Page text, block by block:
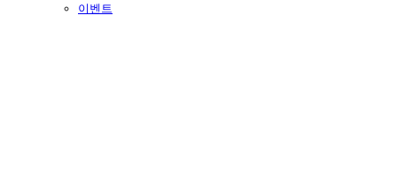
이벤트